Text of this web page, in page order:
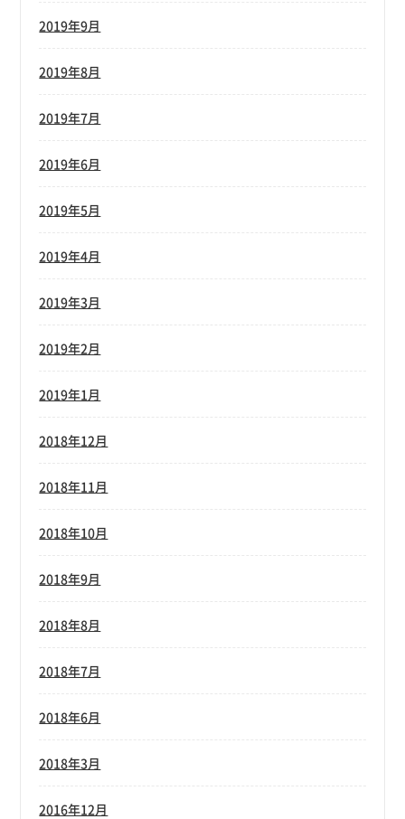
2019年9月
2019年8月
2019年7月
2019年6月
2019年5月
2019年4月
2019年3月
2019年2月
2019年1月
2018年12月
2018年11月
2018年10月
2018年9月
2018年8月
2018年7月
2018年6月
2018年3月
2016年12月